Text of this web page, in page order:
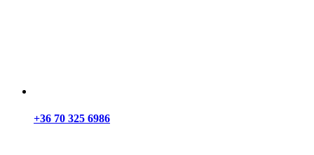
+36 70 325 6986